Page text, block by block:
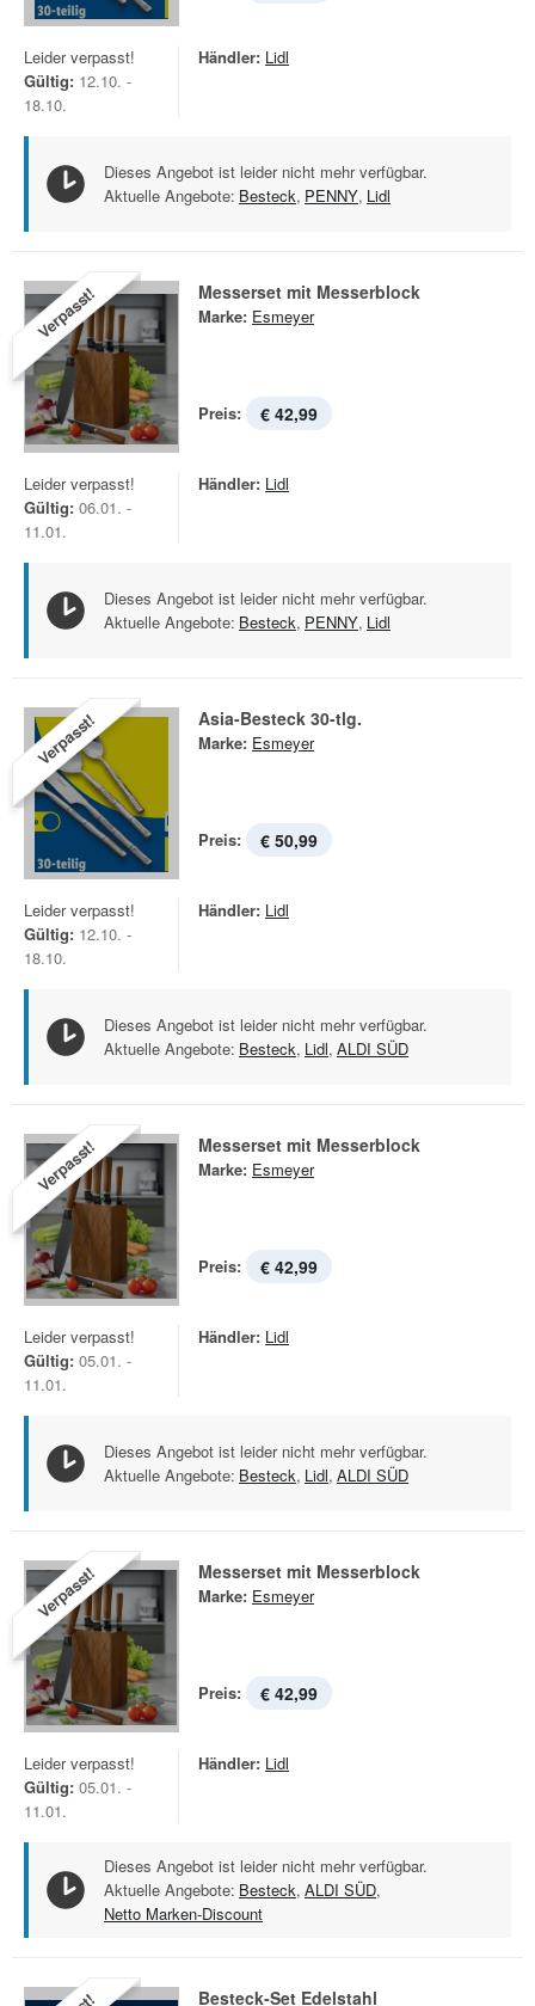
Leider verpasst!
Gültig: 12.10. -
18.10.
Händler: Lidl
Dieses Angebot ist leider nicht mehr verfügbar.
Aktuelle Angebote: Besteck, PENNY, Lidl
Verpasst! Messerset mit Messerblock
Marke: Esmeyer
Preis: € 42,99
Leider verpasst!
Gültig: 06.01. -
11.01.
Händler: Lidl
Dieses Angebot ist leider nicht mehr verfügbar.
Aktuelle Angebote: Besteck, PENNY, Lidl
Verpasst! Asia-Besteck 30-tlg.
Marke: Esmeyer
Preis: € 50,99
Leider verpasst!
Gültig: 12.10. -
18.10.
Händler: Lidl
Dieses Angebot ist leider nicht mehr verfügbar.
Aktuelle Angebote: Besteck, Lidl, ALDI SÜD
Verpasst! Messerset mit Messerblock
Marke: Esmeyer
Preis: € 42,99
Leider verpasst!
Gültig: 05.01. -
11.01.
Händler: Lidl
Dieses Angebot ist leider nicht mehr verfügbar.
Aktuelle Angebote: Besteck, Lidl, ALDI SÜD
Verpasst! Messerset mit Messerblock
Marke: Esmeyer
Preis: € 42,99
Leider verpasst!
Gültig: 05.01. -
11.01.
Händler: Lidl
Dieses Angebot ist leider nicht mehr verfügbar.
Aktuelle Angebote: Besteck, ALDI SÜD,
Netto Marken-Discount
Besteck-Set Edelstahl